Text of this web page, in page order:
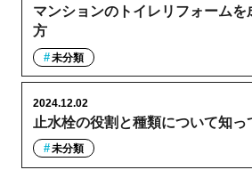
マンションのトイレリフォームを
方
未分類
止水栓の役割と種類について知っ
2024.12.02
未分類